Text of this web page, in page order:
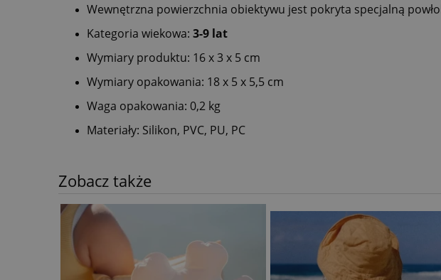
Wewnętrzna powierzchnia obiektywu jest pokryta specjalną
Kategoria wiekowa: 3-9 lat
Wymiary produktu: 16x3x 5 cm
Wymiary opakowania: 18x 5x 5,5 cm
Waga opakowania: 0,2 kg
Materiały: Silikon, PVC, PU, PC
Zobacz także